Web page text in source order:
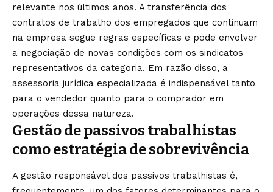
relevante nos últimos anos. A transferência dos
contratos de trabalho dos empregados que continuam
na empresa segue regras específicas e pode envolver
a negociação de novas condições com os sindicatos
representativos da categoria. Em razão disso, a
assessoria jurídica especializada é indispensável tanto
para o vendedor quanto para o comprador em
operações dessa natureza.
Gestão de passivos trabalhistas
como estratégia de sobrevivência
A gestão responsável dos passivos trabalhistas é,